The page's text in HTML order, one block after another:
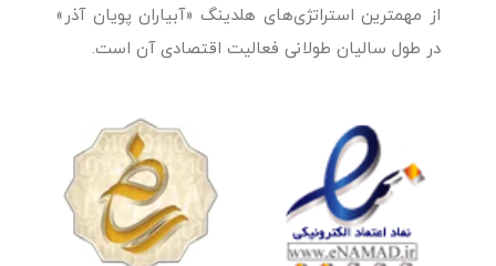
از مهمترین استراتژی‌های هلدینگ «آبیاران پویان آذر»
در طول سالیان طولانی فعالیت اقتصادی آن است.